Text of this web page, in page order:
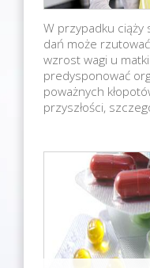
W przypadku ciąży
dań może
wzrost wagi u
predysponować
poważnych
przyszłości,